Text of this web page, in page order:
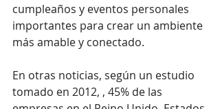
cumpleaños y eventos personales
importantes para crear un ambiente
más amable y conectado.
En otras noticias, según un estudio
tomado en 2012, , 45% de las